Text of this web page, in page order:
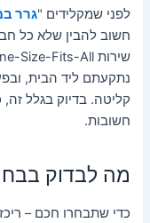
לפני שמקלידים "גרר
חשוב להבין שלא כל
קליטה. בדיוק בגלל
חשובות.
מה לבדוק
כדי שתבחרו חכם –